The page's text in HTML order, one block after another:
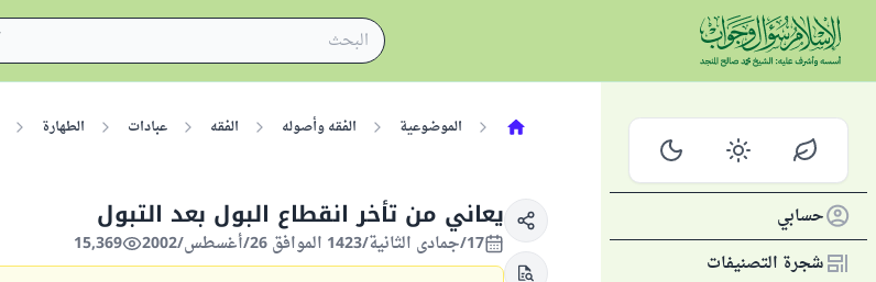
حسابي
شجرة التصنيفات
الموضوعية الفقه وأصوله الفقه عبادات الطهارة
يعاني من تأخر انقطاع البول بعد التبول
17/جمادى الثانية/1423 الموافق 26/أغسطس/2002 15,369